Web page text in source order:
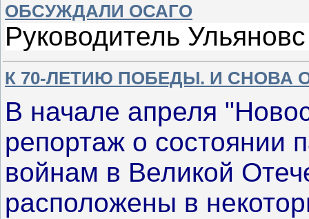
ОБСУЖДАЛИ ОСАГО
Руководитель
К 70-ЛЕТИЮ ПОБЕДЫ. И СНОВА
В начале апреля
репортаж о состоянии
войнам в Великой
расположены в